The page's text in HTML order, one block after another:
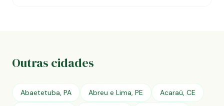
Outras cidades
Abaetetuba, PA Abreu e Lima, PE Acaraú, CE